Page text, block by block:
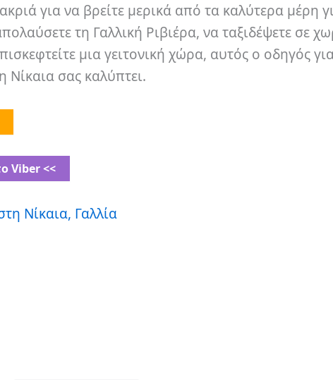
για να βρείτε μερικά από τα καλύτερα μέρη
τη Γαλλική Ριβιέρα, να ταξιδέψετε σε
μια γειτονική χώρα, αυτός ο οδηγός
Νίκαια σας καλύπτει.
Viber <<
Νίκαια, Γαλλία